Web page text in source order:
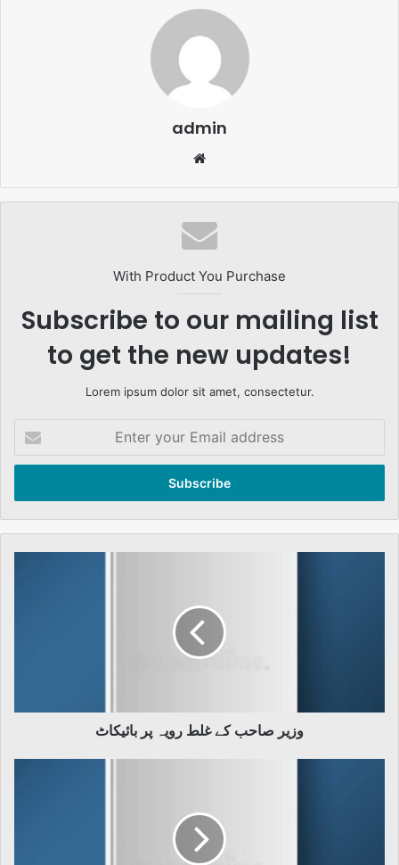
admin
With Product You Purchase
Subscribe to our mailing list
to get the new updates!
Lorem ipsum dolor sit amet, consectetur.
your
Email
وزیر صاحب کے غلط رویہ پر بائیکاٹ